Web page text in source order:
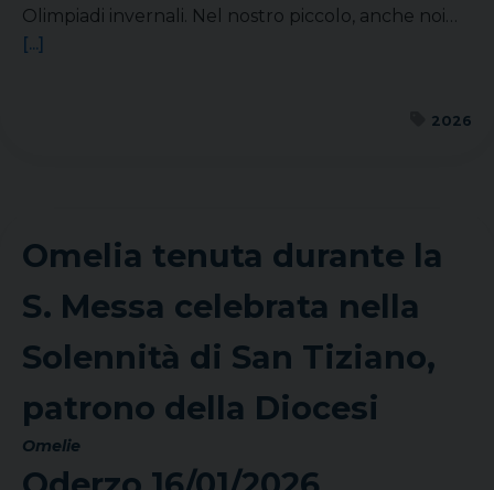
Olimpiadi invernali. Nel nostro piccolo, anche noi…
[...]
2026
Omelia tenuta durante la
S. Messa celebrata nella
Solennità di San Tiziano,
patrono della Diocesi
Omelie